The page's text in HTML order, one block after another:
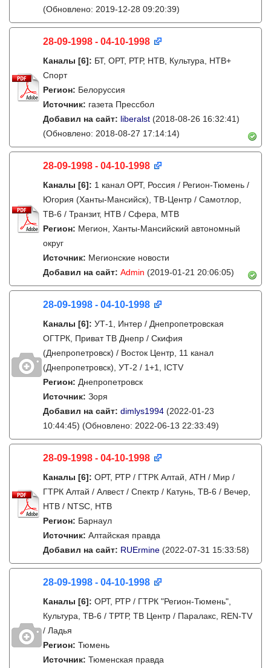
(Обновлено: 2019-12-28 09:20:39)
28-09-1998 - 04-10-1998
Каналы [6]: БТ, ОРТ, РТР, НТВ, Культура, НТВ+
Спорт
Регион: Белоруссия
Источник: газета Прессбол
Добавил на сайт: liberalst (2018-08-26 16:32:41)
(Обновлено: 2018-08-27 17:14:14)
28-09-1998 - 04-10-1998
Каналы [6]: 1 канал ОРТ, Россия / Регион-Тюмень /
Югория (Ханты-Мансийск), ТВ-Центр / Самотлор,
ТВ-6 / Транзит, НТВ / Сфера, МТВ
Регион: Мегион, Ханты-Мансийский автономный
округ
Источник: Мегионские новости
Добавил на сайт: Admin (2019-01-21 20:06:05)
28-09-1998 - 04-10-1998
Каналы [6]: УТ-1, Интер / Днепропетровская
ОГТРК, Приват ТВ Днепр / Скифия
(Днепропетровск) / Восток Центр, 11 канал
(Днепропетровск), УТ-2 / 1+1, ICTV
Регион: Днепропетровск
Источник: Зоря
Добавил на сайт: dimlys1994 (2022-01-23
10:44:45) (Обновлено: 2022-06-13 22:33:49)
28-09-1998 - 04-10-1998
Каналы [6]: ОРТ, РТР / ГТРК Алтай, АТН / Мир /
ГТРК Алтай / Алвест / Спектр / Катунь, ТВ-6 / Вечер,
НТВ / NTSC, НТВ
Регион: Барнаул
Источник: Алтайская правда
Добавил на сайт: RUErmine (2022-07-31 15:33:58)
28-09-1998 - 04-10-1998
Каналы [6]: ОРТ, РТР / ГТРК "Регион-Тюмень",
Культура, ТВ-6 / ТРТР, ТВ Центр / Паралакс, REN-TV
/ Ладья
Регион: Тюмень
Источник: Тюменская правда